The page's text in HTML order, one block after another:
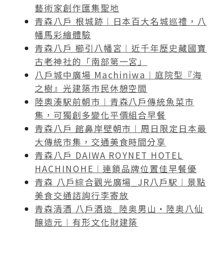
藝術家創作匯集聖地
青森八戶 根城跡︱日本百大名城巡禮，八
幡馬彩繪體驗
青森八戶 櫛引八幡宮︱近千年歷史藏國寶
古老神社的「南部第一宮」
八戶城中廣場 Machiniwa︱庭院型『海
之樹』光建築市民休憩空間
陸奧湊駅前朝市︱青森八戶傳統魚菜市
集，可獨創多變化平價組合早餐
青森八戶 館鼻岸壁朝市︱周日限定日本最
大傳統市集，交通美食時間分享
青森八戶 DAIWA ROYNET HOTEL
HACHINOHE︱連鎖品牌位置佳早餐優
青森 八戶綜合觀光廣場_JR八戶駅︱景點
美食交通諮詢行李寄放
青森清酒 八戶酒造_陸奥男山・陸奥八仙
醸造元︱有形文化財建築